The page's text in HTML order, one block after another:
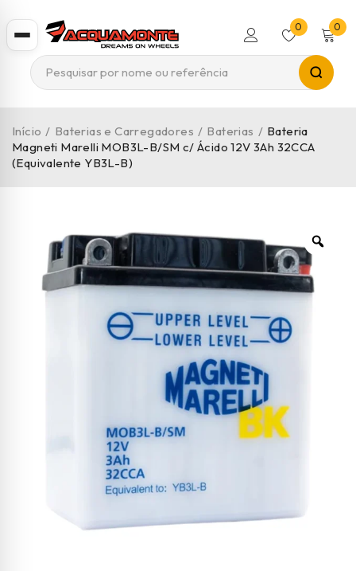
0 0
Início / Baterias e Carregadores / Baterias / Bateria
Magneti Marelli MOB3L-B/SM c/ Ácido 12V 3Ah 32CCA
(Equivalente YB3L-B)